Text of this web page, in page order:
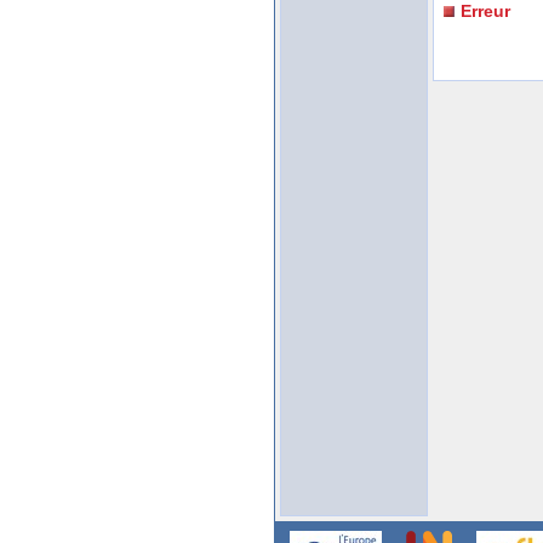
Erreur